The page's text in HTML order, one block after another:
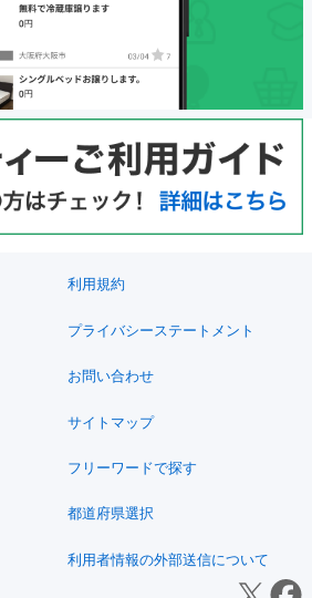
利用規約
プライバシーステートメント
お問い合わせ
サイトマップ
フリーワードで探す
都道府県選択
利用者情報の外部送信について